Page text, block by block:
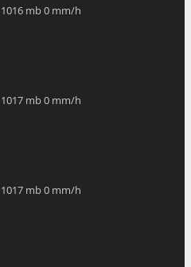
1016 mb0 mm/h
1017 mb0 mm/h
1017 mb0 mm/h